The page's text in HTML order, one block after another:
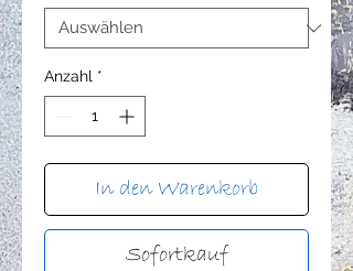
Anzahl *
In den Warenkorb
Sofortkauf